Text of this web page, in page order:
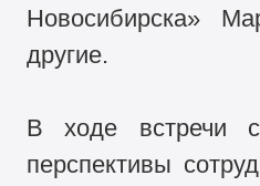
Новосибирска»
другие.
В ходе встречи
перспективы